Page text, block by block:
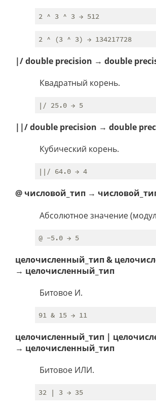
|/ double precision → double
Квадратный корень.
||/ double precision → double
Кубический корень.
@ числовой_тип →
Абсолютное значение
целочисленный_тип &
→ целочисленный_тип
Битовое И.
целочисленный_тип |
→ целочисленный_тип
Битовое ИЛИ.